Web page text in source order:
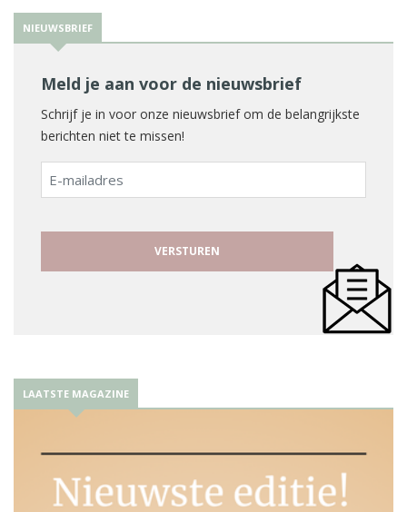
NIEUWSBRIEF
Meld je aan voor de nieuwsbrief
Schrijf je in voor onze nieuwsbrief om de belangrijkste
berichten niet te missen!
E-
mailadres
LAATSTE MAGAZINE